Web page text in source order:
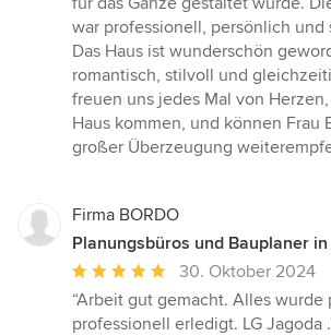
war professionell, persönlich und
Das Haus ist wunderschön
romantisch, stilvoll und
freuen uns jedes Mal von
Haus kommen, und können Frau
großer Überzeugung
Firma BORDO
Planungsbüros und Bauplaner
Durchschnittliche
Bewertung:
5
30. Oktober 2024
“Arbeit gut gemacht. Alles
professionell erledigt. LG Jagoda